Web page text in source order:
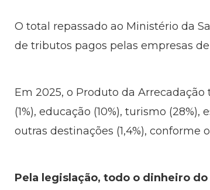
O total repassado ao Ministério da
de tributos pagos pelas empresas
Em 2025, o Produto da
(1%), educação (10%), turismo
outras destinações (1,4%), conforme
Pela legislação, todo o dinheiro